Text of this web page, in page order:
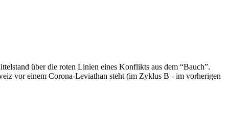
über die roten Linien eines Konflikts aus dem “Bauch”.
vor einem Corona-Leviathan steht (im Zyklus B - im vorherigen